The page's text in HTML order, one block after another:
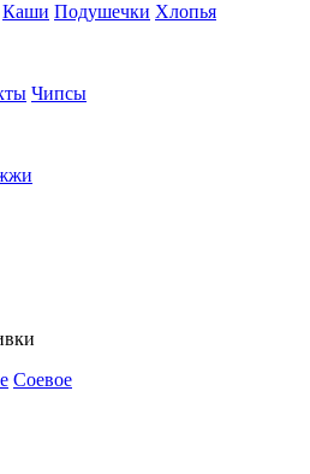
Каши Подушечки Хлопья
Чипсы
Соевое